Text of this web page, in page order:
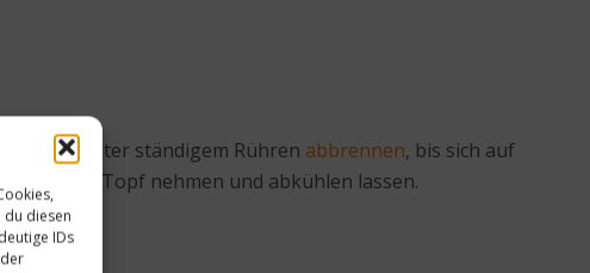
diesen
IDs
Masse unter ständigem Rühren abbrennen, bis sich auf
aus dem Topf nehmen und abkühlen lassen.